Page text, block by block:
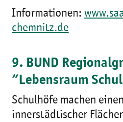
Informationen:
chemnitz.de
9. BUND
“Lebensraum
Schulhöfe machen
innerstädtischer